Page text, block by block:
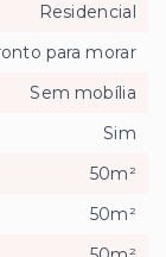
Residencial
para morar
Sem mobília
Sim
50m²
50m²